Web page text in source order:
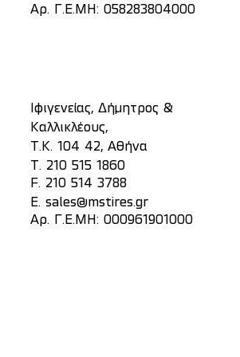
Αρ. Γ.Ε.ΜΗ: 058283804000
Ιφιγενείας, Δήμητρος &
Καλλικλέους,
Τ.Κ. 104 42, Αθήνα
T. 210 515 1860
F. 210 514 3788
E. sales@mstires.gr
Αρ. Γ.Ε.ΜΗ: 000961901000